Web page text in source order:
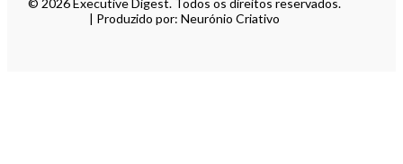
| Produzido por: Neurónio Criativo